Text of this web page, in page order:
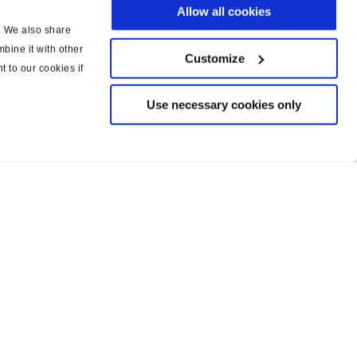
also share
it with other
to our cookies if
Allow all cookies
Customize
Use necessary cookies only